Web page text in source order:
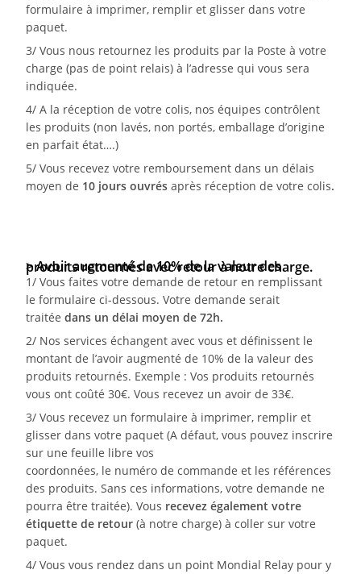
formulaire à imprimer, remplir et glisser dans votre
paquet.
3/ Vous nous retournez les produits par la Poste à votre
charge (pas de point relais) à l’adresse qui vous sera
indiquée.
4/ A la réception de votre colis, nos équipes contrôlent
les produits (non lavés, non portés, emballage d’origine
en parfait état….)
5/ Vous recevez votre remboursement dans un délais
moyen de 10 jours ouvrésaprès réception de votre colis.
>Avoir augmenté de 10%
de la valeur des produits retournés avecretour à notre charge.
1/ Vous faites votre demande de retour en remplissant
le formulaire ci-dessous. Votre demande serait
traitéedans un délai moyen de 72h.
2/ Nos services échangent avec vous et définissent le
montant de l’avoir augmenté de 10% de la valeur des
produits retournés. Exemple : Vos produits retournés
vous ont coûté 30€. Vous recevez un avoir de 33€.
3/ Vous recevez un formulaire à imprimer, remplir et
glisser dans votre paquet (A défaut, vous pouvez inscrire
sur une feuille libre vos
coordonnées, le numéro de commande et les références
des produits. Sans ces informations, votre demande ne
pourra être traitée). Vous recevez également votre
étiquette de retour (à notre charge) à coller sur votre
paquet.
4/ Vous vous rendez dans un point Mondial Relay pour y